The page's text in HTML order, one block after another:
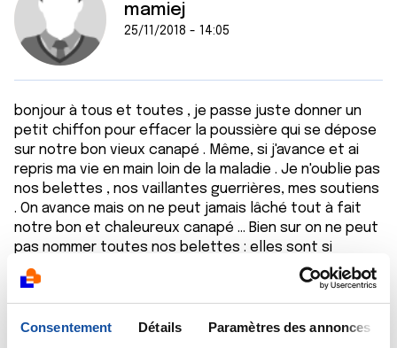
Consentement Détails Paramètres des annonces
mamiej
25/11/2018 - 14:05
bonjour à tous et toutes , je passe juste donner un
petit chiffon pour effacer la poussière qui se dépose
sur notre bon vieux canapé . Même, si j'avance et ai
repris ma vie en main loin de la maladie . Je n'oublie pas
nos belettes , nos vaillantes guerrières, mes soutiens
. On avance mais on ne peut jamais lâché tout à fait
notre bon et chaleureux canapé ... Bien sur on ne peut
pas nommer toutes nos belettes : elles sont si
nombreuses nos étoiles mais n'oubliez jamais" elles
sont là à tout jamais dans nos coeurs". Bisous à tous
et toutes comme au temps des choubidous, aux
longues conversations "parfois très animées", et aux